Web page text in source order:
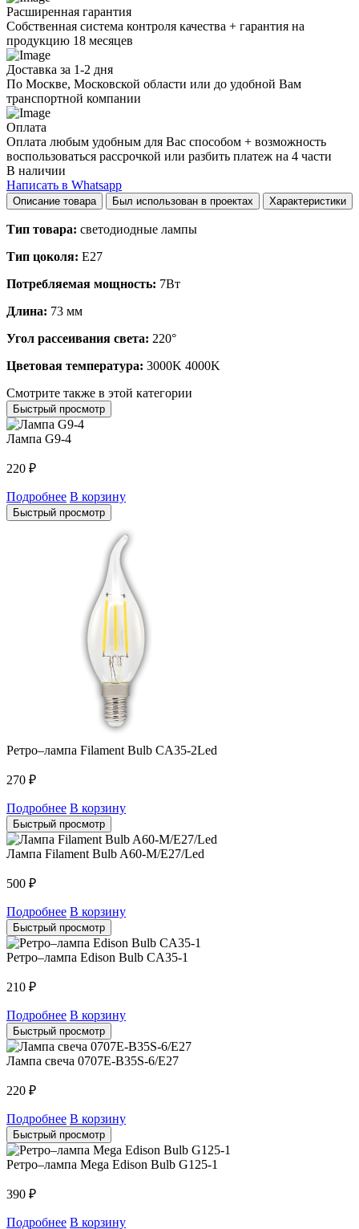
Расширенная гарантия
Собственная система контроля качества + гарантия на
продукцию 18 месяцев
Доставка за 1-2 дня
По Москве, Московской области или до удобной Вам
транспортной компании
Оплата
Оплата любым удобным для Вас способом + возможность
воспользоваться рассрочкой или разбить платеж на 4 части
В наличии
Написать в Whatsapp
Описание товара Был использован в проектах Характеристики
Тип товара: светодиодные лампы
Тип цоколя: Е27
Потребляемая мощность: 7Вт
Длина: 73 мм
Угол рассеивания света: 220°
Цветовая температура: 3000K 4000K
Смотрите также в этой категории
Быстрый просмотр
Лампа G9-4
220 ₽
Подробнее В корзину
Быстрый просмотр
Ретро–лампа Filament Bulb CA35-2Led
270 ₽
Подробнее В корзину
Быстрый просмотр
Лампа Filament Bulb A60-M/E27/Led
500 ₽
Подробнее В корзину
Быстрый просмотр
Ретро–лампа Edison Bulb CA35-1
210 ₽
Подробнее В корзину
Быстрый просмотр
Лампа свеча 0707E-B35S-6/E27
220 ₽
Подробнее В корзину
Быстрый просмотр
Ретро–лампа Mega Edison Bulb G125-1
390 ₽
Подробнее В корзину